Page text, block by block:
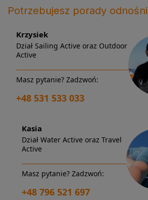
Potrzebujesz porady
Krzysiek
Dział Sailing Active oraz Outdoor
Active
Masz pytanie? Zadzwoń:
+48 531 533 033
Kasia
Dział Water Active oraz Travel
Active
Masz pytanie? Zadzwoń:
+48 796 521 697